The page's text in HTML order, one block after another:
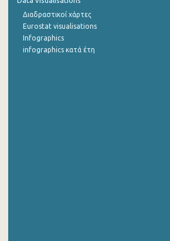
3o Τρίμηνο 2012
2o Τρίμηνο 2012
Διαδραστικοί χάρτες
Eurostat visualisations
Infographics
infographics κατά έτη